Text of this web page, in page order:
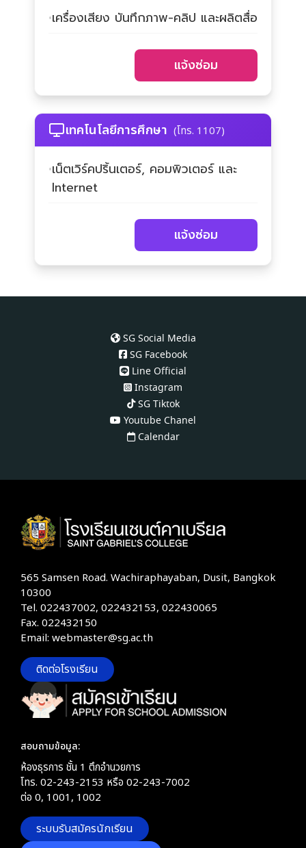
เครื่องเสียง บันทึกภาพ-คลิป และผลิตสื่อ
แจ้งซ่อม
เทคโนโลยีการศึกษา (โทร. 1107)
เน็ตเวิร์คปริ้นเตอร์, คอมพิวเตอร์ และ
Internet
แจ้งซ่อม
SG Social Media
SG Facebook
Line Official
Instagram
SG Tiktok
Youtube Chanel
Calendar
565 Samsen Road. Wachiraphayaban, Dusit, Bangkok
10300
Tel. 022437002, 022432153, 022430065
Fax. 022432150
Email: webmaster@sg.ac.th
ติดต่อโรงเรียน
สอบถามข้อมูล:
ห้องธุรการ ชั้น 1 ตึกอำนวยการ
โทร. 02-243-2153 หรือ 02-243-7002
ต่อ 0, 1001, 1002
ระบบรับสมัครนักเรียน